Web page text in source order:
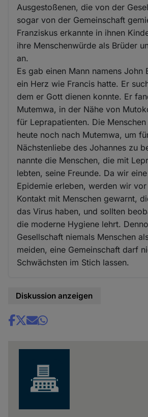
Ausgestoßenen, die von der
sogar von der Gemeinschaft
Franziskus erkannte in ihnen
ihre Menschenwürde als Brüder
an.
Es gab einen Mann namens John
ein Herz wie Francis hatte. Er
dem er Gott dienen konnte. Er
Mutemwa, in der Nähe von
für Leprapatienten. Die
heute noch nach Mutemwa, um
Nächstenliebe des Johannes zu
nannte die Menschen, die mit
lebten, seine Freunde. Da wir
Epidemie erleben, werden wir
Kontakt mit Menschen gewarnt,
das Virus haben, und sollten
die moderne Hygiene lehrt.
Gesellschaft niemals Menschen
meiden, eine Gemeinschaft darf
Schwächsten im Stich lassen.
Diskussion anzeigen
Share